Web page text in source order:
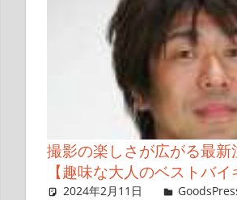
撮影の楽しさが広がる最
【趣味な大人のベストバイ
2024年2月11日 ＆GP